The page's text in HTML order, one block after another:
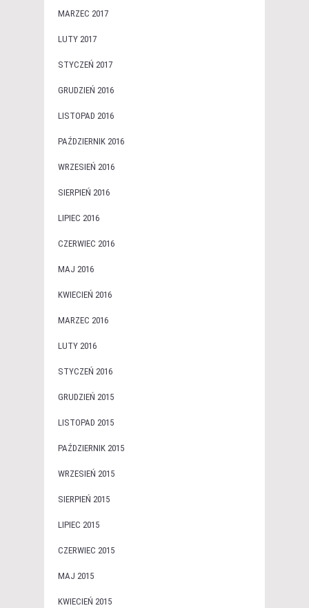
MARZEC 2017
LUTY 2017
STYCZEŃ 2017
GRUDZIEŃ 2016
LISTOPAD 2016
PAŹDZIERNIK 2016
WRZESIEŃ 2016
SIERPIEŃ 2016
LIPIEC 2016
CZERWIEC 2016
MAJ 2016
KWIECIEŃ 2016
MARZEC 2016
LUTY 2016
STYCZEŃ 2016
GRUDZIEŃ 2015
LISTOPAD 2015
PAŹDZIERNIK 2015
WRZESIEŃ 2015
SIERPIEŃ 2015
LIPIEC 2015
CZERWIEC 2015
MAJ 2015
KWIECIEŃ 2015